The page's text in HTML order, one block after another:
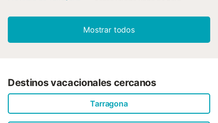
Mostrar todos
Destinos vacacionales cercanos
Tarragona